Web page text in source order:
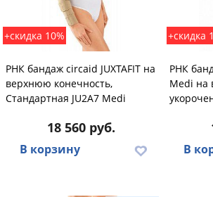
+скидка 10%
РНК бандаж circaid JUXTAFIT на
верхнюю конечность,
Стандартная JU2A7 Medi
18 560 руб.
В корзину
+скидка
РНК
Medi на
В